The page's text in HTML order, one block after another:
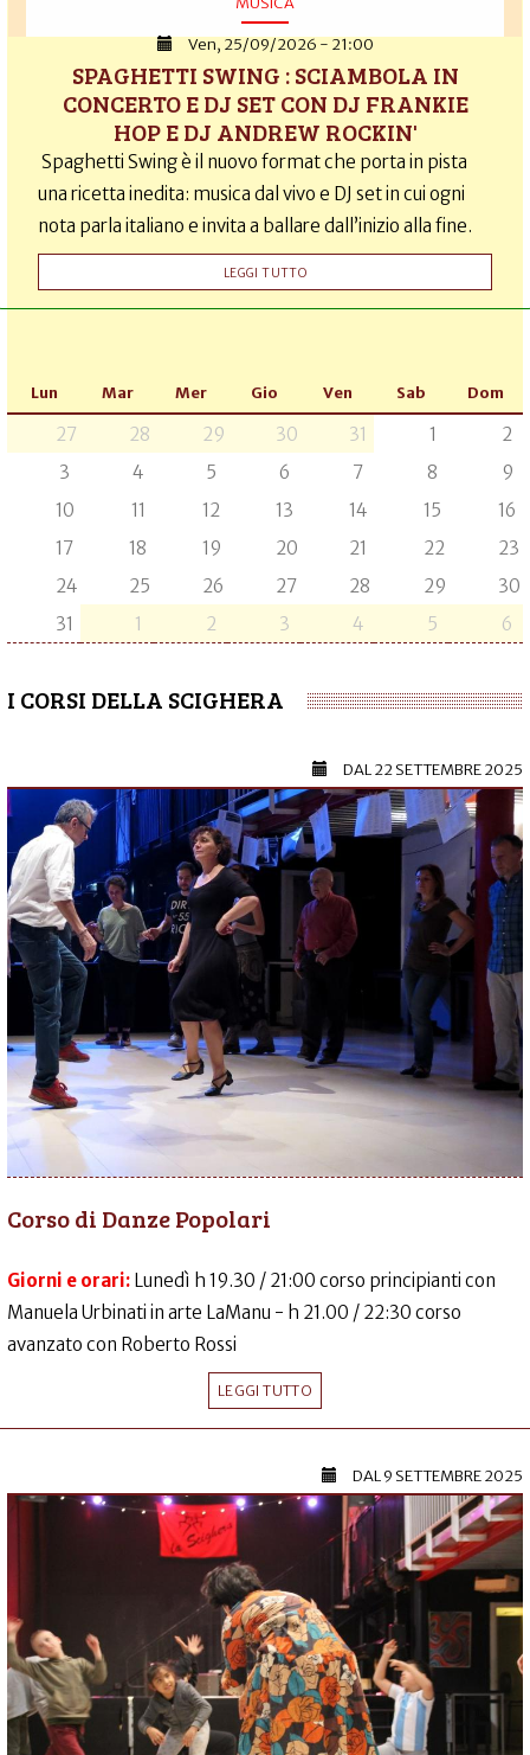
Ven, 25/09/2026 - 21:00
SPAGHETTI SWING : SCIAMBOLA IN
CONCERTO E DJ SET CON DJ FRANKIE
HOP E DJ ANDREW ROCKIN'
Spaghetti Swing è il nuovo format che porta in pista
una ricetta inedita: musica dal vivo e DJ set in cui ogni
nota parla italiano e invita a ballare dall’inizio alla fine.
LEGGI TUTTO
Lun Mar Mer Gio Ven Sab Dom
27 28 29 30 31 1
2
3
4 5 6 7 8
9
10
11 12 13 14 15
16
17
18 19 20 21 22
23
24
25 26 27 28 29
30
31
1 2 3 4 5 6
I CORSI DELLA SCIGHERA
DAL22 SETTEMBRE 2025
Corso di Danze Popolari
Giorni e orari: Lunedì h 19.30 / 21:00 corso principianti con
Manuela Urbinati in arte LaManu - h 21.00 / 22:30 corso
avanzato con Roberto Rossi
LEGGI TUTTO
DAL9 SETTEMBRE 2025